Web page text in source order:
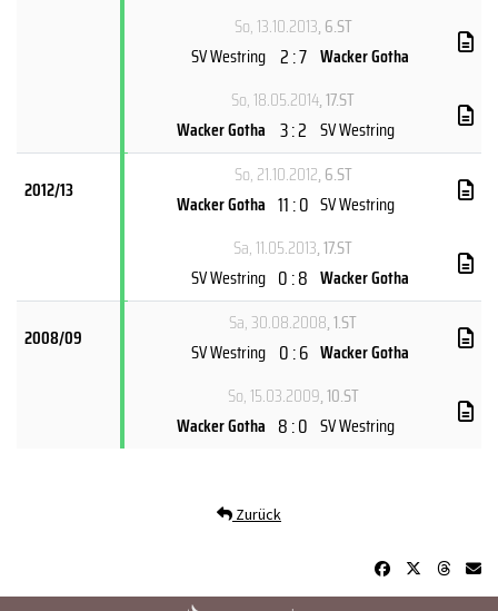
So, 13.10.2013, 6.ST
SV Westring 2 : 7 Wacker Gotha
So, 18.05.2014, 17.ST
Wacker Gotha 3 : 2 SV Westring
2012/13
So, 21.10.2012, 6.ST
Wacker Gotha 11 : 0 SV Westring
Sa, 11.05.2013, 17.ST
SV Westring 0 : 8 Wacker Gotha
2008/09
Sa, 30.08.2008, 1.ST
SV Westring 0 : 6 Wacker Gotha
So, 15.03.2009, 10.ST
Wacker Gotha 8 : 0 SV Westring
Zurück